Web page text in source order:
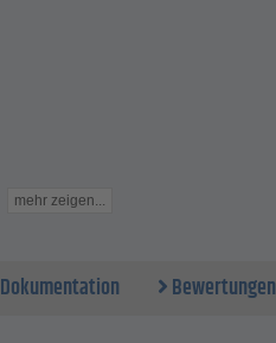
mehr zeigen...
Dokumentation Bewertungen